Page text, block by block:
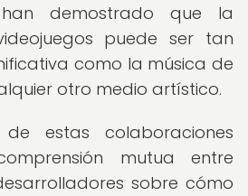
han demostrado que la
puede ser tan
como la música de
otro medio artístico.
estas colaboraciones
mutua entre
sobre cómo